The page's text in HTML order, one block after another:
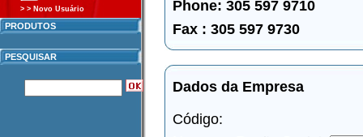
> > Novo Usuário
PRODUTOS
PESQUISAR
Phone: 305 597 9710
Fax : 305 597 9730
Dados da Empresa
Código: